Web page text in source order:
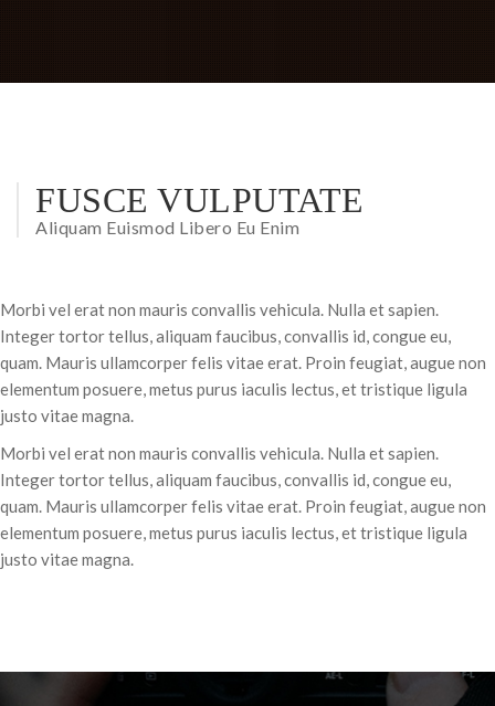
FUSCE VULPUTATE
Aliquam Euismod Libero Eu Enim
Morbi vel erat non mauris convallis vehicula. Nulla et sapien.
Integer tortor tellus, aliquam faucibus, convallis id, congue eu,
quam. Mauris ullamcorper felis vitae erat. Proin feugiat, augue non
elementum posuere, metus purus iaculis lectus, et tristique ligula
justo vitae magna.
Morbi vel erat non mauris convallis vehicula. Nulla et sapien.
Integer tortor tellus, aliquam faucibus, convallis id, congue eu,
quam. Mauris ullamcorper felis vitae erat. Proin feugiat, augue non
elementum posuere, metus purus iaculis lectus, et tristique ligula
justo vitae magna.